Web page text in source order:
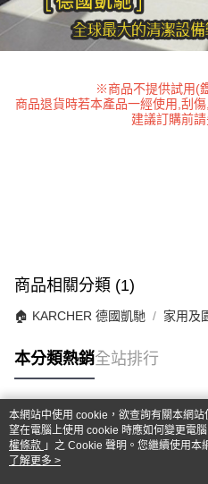
※商品不提供試用(
商品退貨時若本產品一經使用,刮
建議訂購前
商品相關分類 (1)
🏠︎ KARCHER 德國凱馳 家用及
本分類熱銷全站排行
熱門標籤
本網站中使用 cookie，欲查詢有關本網
望在電腦上使用 cookie 時應如何變更電
權條款 」之 Cookie 聲明。您繼續使用本
用條款之 Cookie 聲明使用 cookie。
了解更多 >